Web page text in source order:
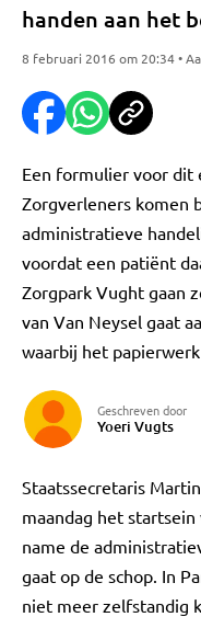
handen aan het
8 februari 2016 om 20:34 •
Een formulier voor dit
Zorgverleners komen
administratieve
voordat een patiënt
Zorgpark Vught gaan
van Van Neysel gaat
waarbij het
Geschreven door
Yoeri Vugts
Staatssecretaris
maandag het
name de
gaat op de schop. In
niet meer zelfstandig